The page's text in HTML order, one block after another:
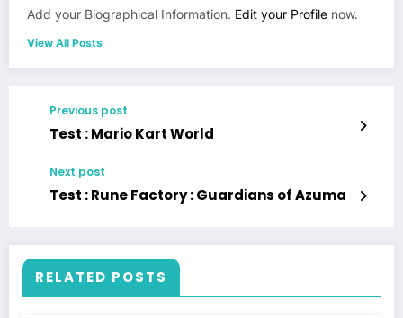
Add your Biographical Information. Edit your Profile now.
View All Posts
Previous post
Test : Mario Kart World
Next post
Test : Rune Factory : Guardians of Azuma
RELATED POSTS